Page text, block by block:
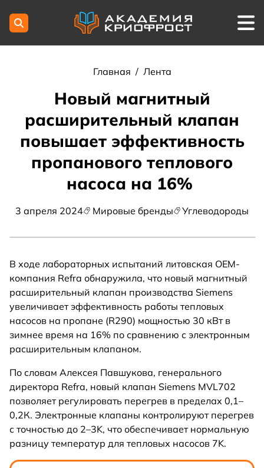
Главная / Лента
Новый магнитный
расширительный клапан
повышает эффективность
пропанового теплового
насоса на 16%
3 апреля 2024 Мировые бренды Углеводороды
В ходе лабораторных испытаний литовская OEM-
компания Refra обнаружила, что новый магнитный
расширительный клапан производства Siemens
увеличивает эффективность работы тепловых
насосов на пропане (R290) мощностью 30 кВт в
зимнее время на 16% по сравнению с электронным
расширительным клапаном.
По словам Алексея Павшукова, генерального
директора Refra, новый клапан Siemens MVL702
позволяет регулировать перегрев в пределах 0,1–
0,2К. Электронные клапаны контролируют перегрев
с точностью до 2–3K, что обеспечивает нормальную
разницу температур для тепловых насосов 7K.